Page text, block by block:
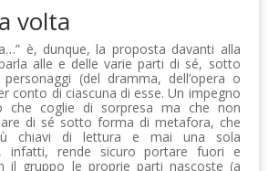
volta
è, dunque, la proposta davanti alla
alle e delle varie parti di sé, sotto
(del dramma, dell’opera o
conto di ciascuna di esse. Un impegno
che coglie di sorpresa ma che non
di sé sotto forma di metafora, che
chiavi di lettura e mai una sola
infatti, rende sicuro portare fuori e
il gruppo le proprie parti nascoste (a